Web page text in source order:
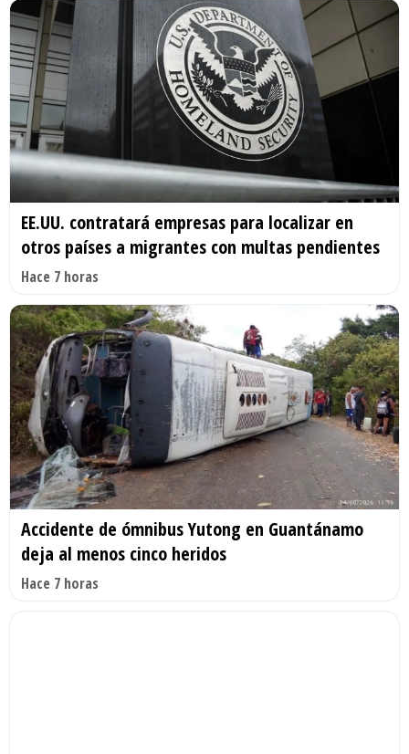
EE.UU. contratará empresas para localizar en
otros países a migrantes con multas pendientes
Hace 7 horas
Accidente de ómnibus Yutong en Guantánamo
deja al menos cinco heridos
Hace 7 horas